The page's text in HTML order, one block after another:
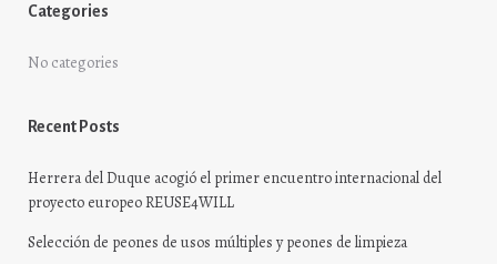
Categories
No categories
Recent Posts
Herrera del Duque acogió el primer encuentro internacional del
proyecto europeo REUSE4WILL
Selección de peones de usos múltiples y peones de limpieza